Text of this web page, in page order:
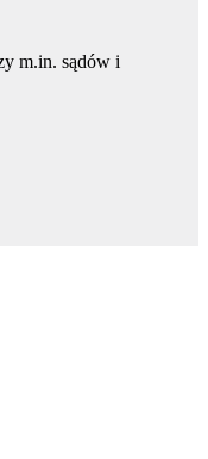
m.in. sądów i